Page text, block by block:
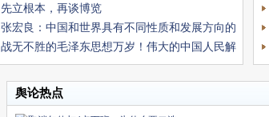
资本的死活不同
先立根本，再谈博览
张宏良：中国和世界具有不同性质和发展方向的
两种不同司法文明
战无不胜的毛泽东思想万岁！伟大的中国人民解
放军万岁！
舆论热点